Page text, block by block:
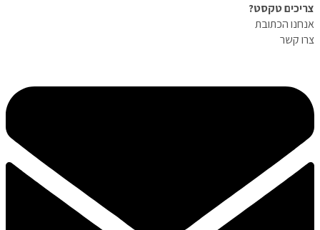
צריכים טקסט?
אנחנו הכתובת
צרו קשר